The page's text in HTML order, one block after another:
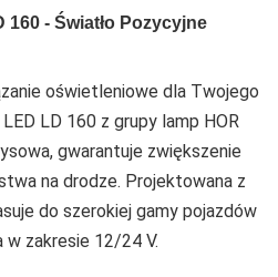
160 - Światło Pozycyjne
oświetleniowe dla Twojego
LD 160 z grupy lamp HOR
gwarantuje zwiększenie
na drodze. Projektowana z
do szerokiej gamy pojazdów
w zakresie 12/24 V.